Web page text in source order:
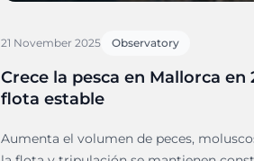
21 November 2025 Observatory
Crece la pesca en Mallorca en
flota estable
Aumenta el volumen de peces,